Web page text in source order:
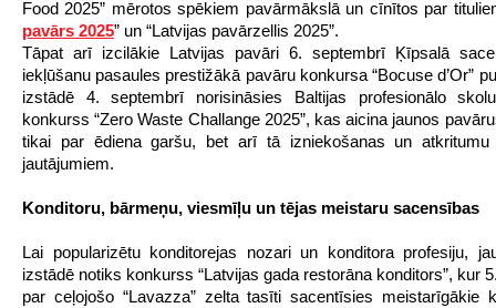
Food 2025” mērotos spēkiem pavārmākslā un cīnītos par
pavārs 2025” un “Latvijas pavārzellis 2025”.
Tāpat arī izcilākie Latvijas pavāri 6. septembrī Ķīpsalā
iekļūšanu pasaules prestižākā pavāru konkursa “Bocuse d’Or”
izstādē 4. septembrī norisināsies Baltijas profesionālo
konkurss “Zero Waste Challange 2025”, kas aicina jaunos
tikai par ēdiena garšu, bet arī tā izniekošanas un atkritumu
jautājumiem.
Konditoru, bārmeņu, viesmīļu un tējas meistaru sacensības
Lai popularizētu konditorejas nozari un konditora profesiju,
izstādē notiks konkurss “Latvijas gada restorāna konditors”, kur
par ceļojošo “Lavazza” zelta tasīti sacentīsies meistarīgākie